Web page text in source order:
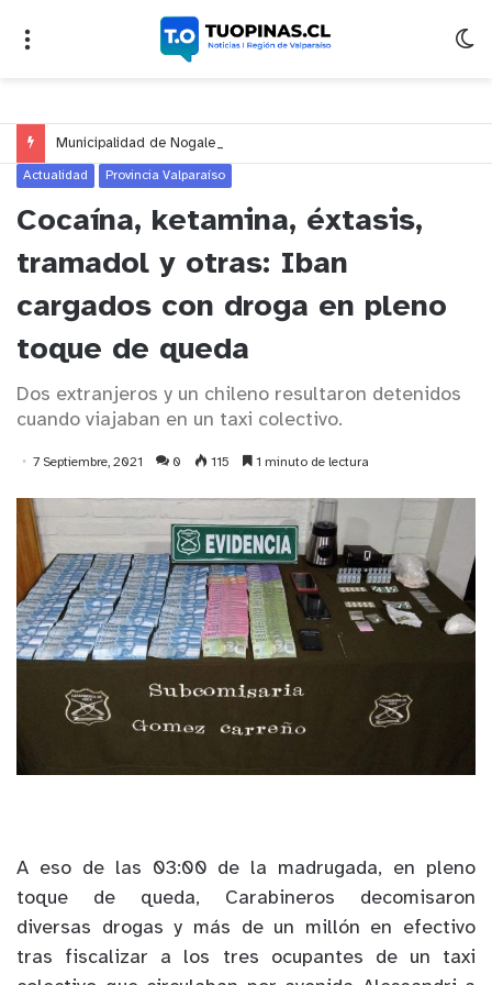
Actualidad Provincia Valparaíso
Cocaína, ketamina, éxtasis,
tramadol y otras: Iban
cargados con droga en pleno
toque de queda
Dos extranjeros y un chileno resultaron detenidos
cuando viajaban en un taxi colectivo.
7 Septiembre, 2021 0 115 1 minuto de lectura
A eso de las 03:00 de la madrugada, en pleno
toque de queda, Carabineros decomisaron
diversas drogas y más de un millón en efectivo
tras fiscalizar a los tres ocupantes de un taxi